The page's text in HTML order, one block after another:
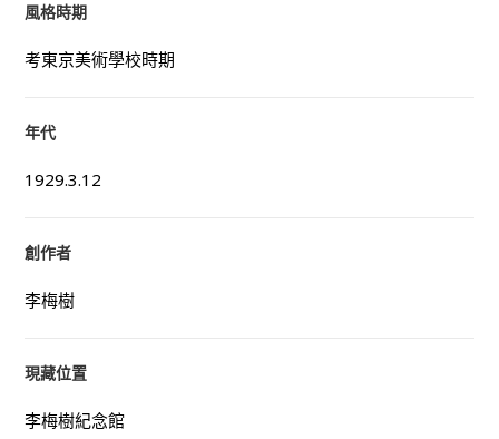
風格時期
考東京美術學校時期
年代
1929.3.12
創作者
李梅樹
現藏位置
李梅樹紀念館